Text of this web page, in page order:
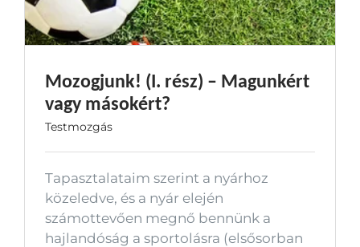
Mozogjunk! (I. rész) – Magunkért
vagy másokért?
Testmozgás
Tapasztalataim szerint a nyárhoz
közeledve, és a nyár elején
számottevően megnő bennünk a
hajlandóság a sportolásra (elsősorban